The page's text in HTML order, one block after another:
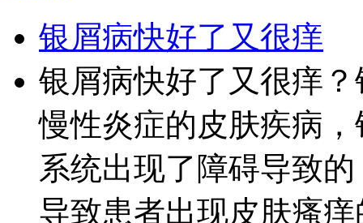
银屑病快好了又很痒
银屑病快好了又很痒
慢性炎症的皮肤疾病
系统出现了障碍导致
导致患者出现皮肤瘙